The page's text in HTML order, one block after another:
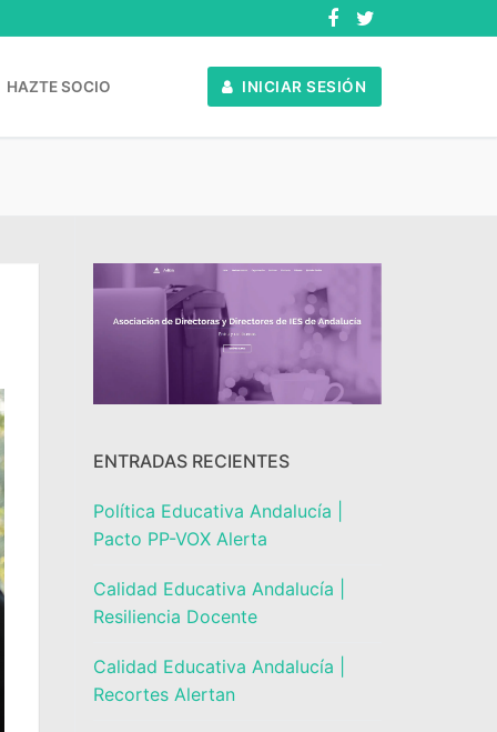
HAZTE SOCIO INICIAR SESIÓN
ENTRADAS RECIENTES
Política Educativa Andalucía |
Pacto PP-VOX Alerta
Calidad Educativa Andalucía |
Resiliencia Docente
Calidad Educativa Andalucía |
Recortes Alertan